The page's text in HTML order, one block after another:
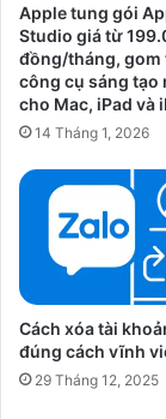
Apple tung gói
Studio giá từ
đồng/tháng, gom
công cụ sáng tạo
cho Mac, iPad và
14 Tháng 1, 2026
Cách xóa tài
đúng cách vĩnh
29 Tháng 12, 2025